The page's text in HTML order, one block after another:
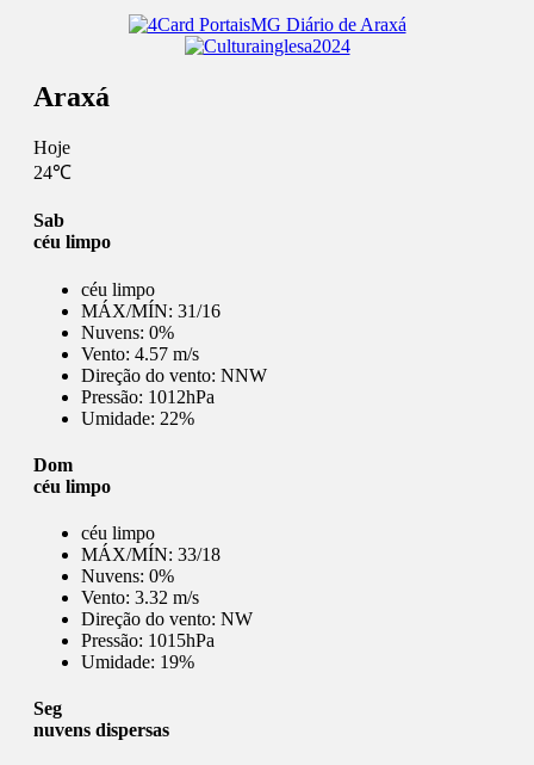
Araxá
Hoje
24℃
Sab
céu limpo
céu limpo
MÁX/MÍN: 31/16
Nuvens: 0%
Vento: 4.57 m/s
Direção do vento: NNW
Pressão: 1012hPa
Umidade: 22%
Dom
céu limpo
céu limpo
MÁX/MÍN: 33/18
Nuvens: 0%
Vento: 3.32 m/s
Direção do vento: NW
Pressão: 1015hPa
Umidade: 19%
Seg
nuvens dispersas